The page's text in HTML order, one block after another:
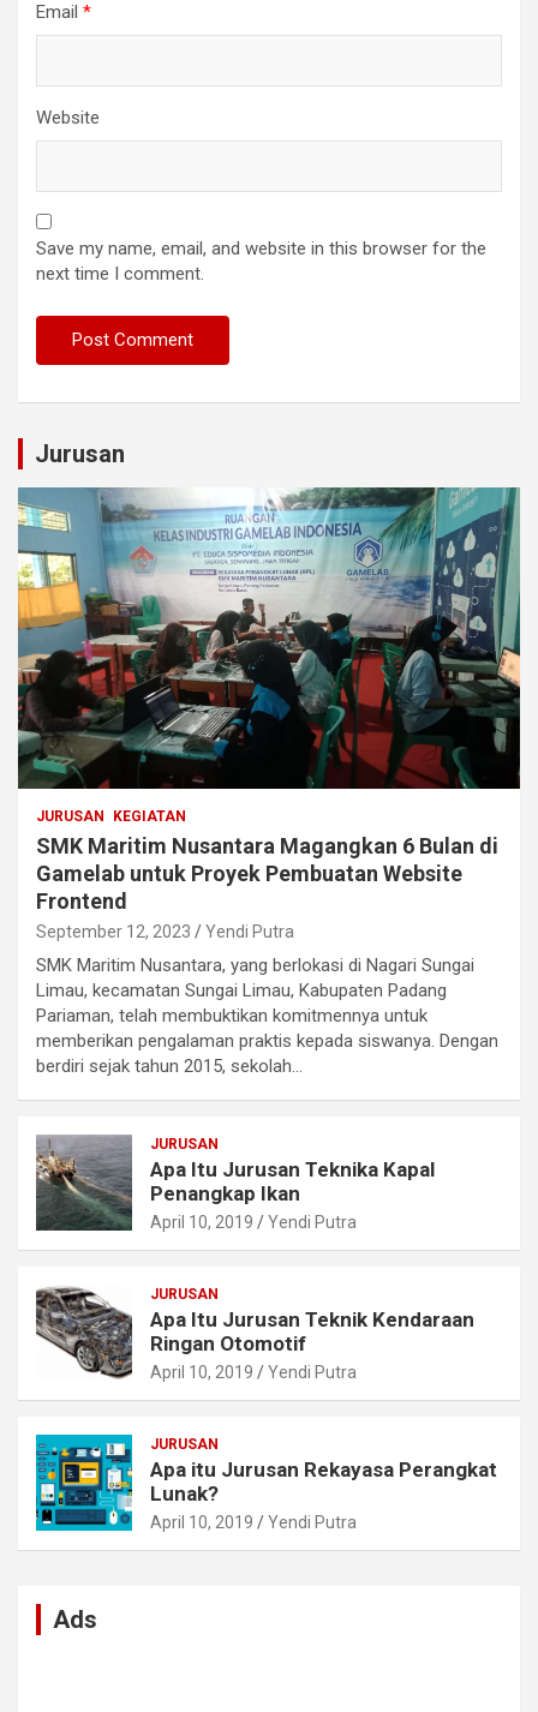
Email *
Website
Save my name, email, and website in this browser for the
next time I comment.
Jurusan
JURUSAN KEGIATAN
SMK Maritim Nusantara Magangkan 6 Bulan di
Gamelab untuk Proyek Pembuatan Website
Frontend
September 12, 2023 Yendi Putra
SMK Maritim Nusantara, yang berlokasi di Nagari Sungai
Limau, kecamatan Sungai Limau, Kabupaten Padang
Pariaman, telah membuktikan komitmennya untuk
memberikan pengalaman praktis kepada siswanya. Dengan
berdiri sejak tahun 2015, sekolah…
JURUSAN
Apa Itu Jurusan Teknika Kapal
Penangkap Ikan
April 10, 2019 Yendi Putra
JURUSAN
Apa Itu Jurusan Teknik Kendaraan
Ringan Otomotif
April 10, 2019 Yendi Putra
JURUSAN
Apa itu Jurusan Rekayasa Perangkat
Lunak?
April 10, 2019 Yendi Putra
Ads